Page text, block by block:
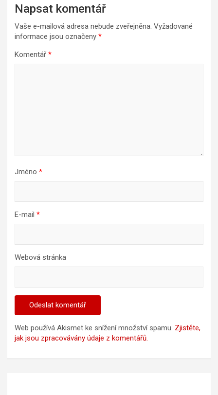
Napsat komentář
Vaše e-mailová adresa nebude zveřejněna. Vyžadované
informace jsou označeny *
Komentář *
Jméno *
E-mail *
Webová stránka
Web používá Akismet ke snížení množství spamu. Zjistěte,
jak jsou zpracovávány údaje z komentářů.